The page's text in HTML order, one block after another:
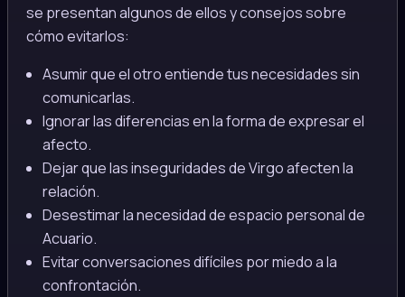
se presentan algunos de ellos y consejos sobre
cómo evitarlos:
Asumir que el otro entiende tus necesidades sin
comunicarlas.
Ignorar las diferencias en la forma de expresar el
afecto.
Dejar que las inseguridades de Virgo afecten la
relación.
Desestimar la necesidad de espacio personal de
Acuario.
Evitar conversaciones difíciles por miedo a la
confrontación.